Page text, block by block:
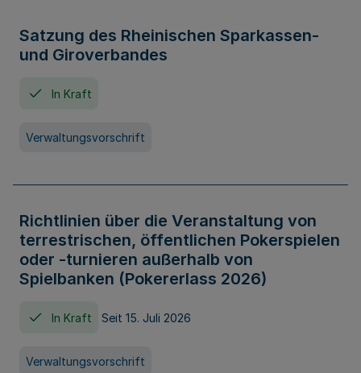
Satzung des Rheinischen Sparkassen-
und Giroverbandes
In Kraft
Verwaltungsvorschrift
Richtlinien über die Veranstaltung von
terrestrischen, öffentlichen Pokerspielen
oder -turnieren außerhalb von
Spielbanken (Pokererlass 2026)
In Kraft Seit 15. Juli 2026
Verwaltungsvorschrift